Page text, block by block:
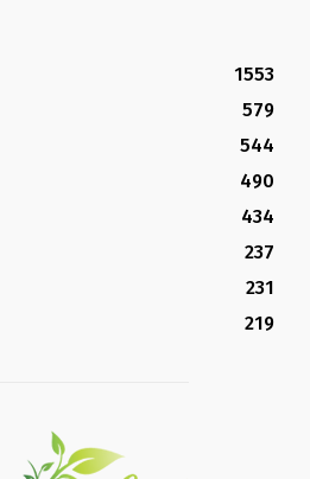
1553
579
544
490
434
237
231
219